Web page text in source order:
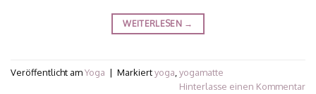
WEITERLESEN →
Veröffentlicht amYoga | Markiertyoga yogamatte
Hinterlasse einen Kommentar